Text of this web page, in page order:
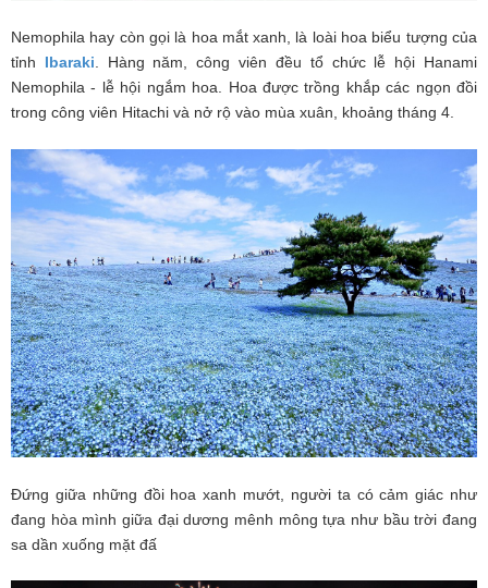
Nemophila hay còn gọi là hoa mắt xanh, là loài hoa biểu tượng của
tỉnh Ibaraki . Hàng năm, công viên đều tổ chức lễ hội Hanami
Nemophila - lễ hội ngắm hoa. Hoa được trồng khắp các ngọn đồi
trong công viên Hitachi và nở rộ vào mùa xuân, khoảng tháng 4.
Đứng giữa những đồi hoa xanh mướt, người ta có cảm giác như
đang hòa mình giữa đại dương mênh mông tựa như bầu trời đang
sa dần xuống mặt đấ